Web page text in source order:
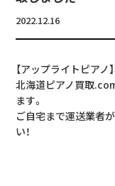
2022.12.16
【アップライトピア
北海道ピアノ買取
ます。
ご自宅まで運送業者
い！